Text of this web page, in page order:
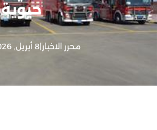
حيوية
محرر الاخبار|8 أبريل, 2026